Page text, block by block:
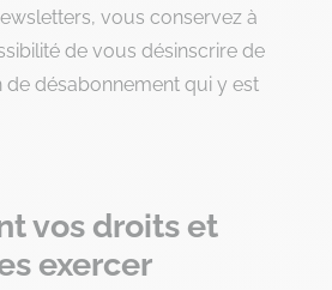
vous conservez à
de vous désinscrire de
de désabonnement qui y est
vos droits et
exercer